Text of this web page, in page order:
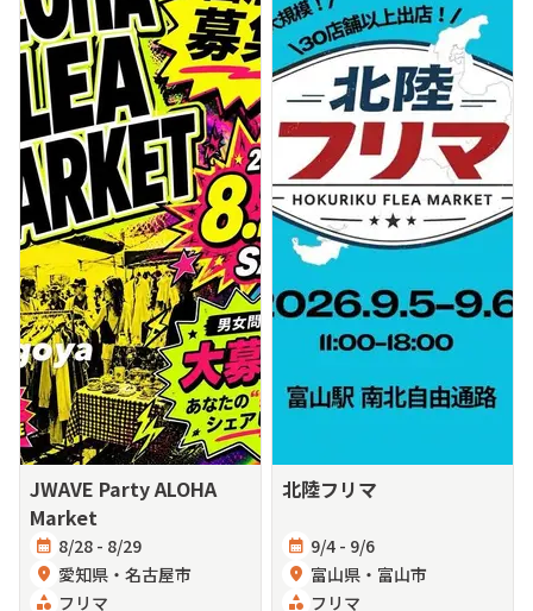
JWAVE Party ALOHA
Market
calendar_month 8/28 - 8/29
location_on 愛知県・名古屋市
category フリマ
北陸フリマ
calendar_month 9/4 - 9/6
location_on 富山県・富山市
category フリマ